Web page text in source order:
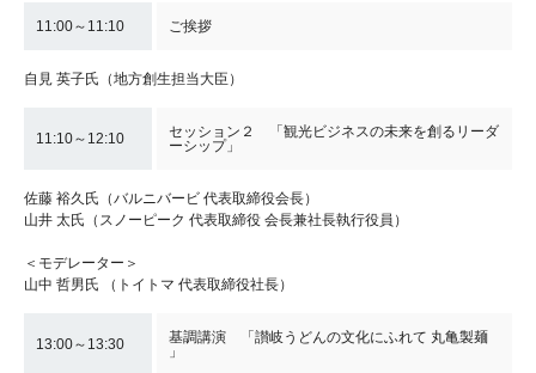
11:00～11:10 ご挨拶
自見 英子氏（地方創生担当大臣）
11:10～12:10
セッション２ 「観光ビジネスの未来を創るリーダ
ーシップ」
佐藤 裕久氏（バルニバービ 代表取締役会長）
山井 太氏（スノーピーク 代表取締役 会長兼社長執行役員）
＜モデレーター＞
山中 哲男氏 （トイトマ 代表取締役社長）
13:00～13:30
基調講演 「讃岐うどんの文化にふれて​ 丸亀製麺​
」